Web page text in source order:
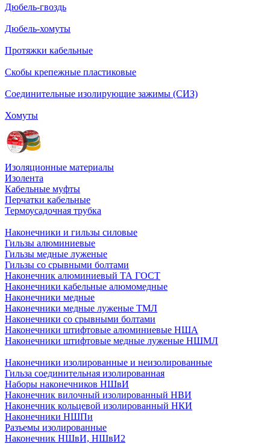
Дюбель-гвоздь
Дюбель-хомуты
Протяжки кабельные
Скобы крепежные пластиковые
Соединительные изолирующие зажимы (СИЗ)
Хомуты
Изоляционные материалы
Изолента
Кабельные муфты
Перчатки кабельные
Термоусадочная трубка
Наконечники и гильзы силовые
Гильзы алюминиевые
Гильзы медные луженые
Гильзы со срывными болтами
Наконечник алюминиевый ТА ГОСТ
Наконечники кабельные алюмомедные
Наконечники медные
Наконечники медные луженые ТМЛ
Наконечники со срывными болтами
Наконечники штифтовые алюминиевые НША
Наконечники штифтовые медные луженые НШМЛ
Наконечники изолированные и неизолированные
Гильза соединительная изолированная
Наборы наконечников НШвИ
Наконечник вилочный изолированный НВИ
Наконечник кольцевой изолированный НКИ
Наконечники НШПи
Разъемы изолированные
Наконечник НШвИ, НШвИ2